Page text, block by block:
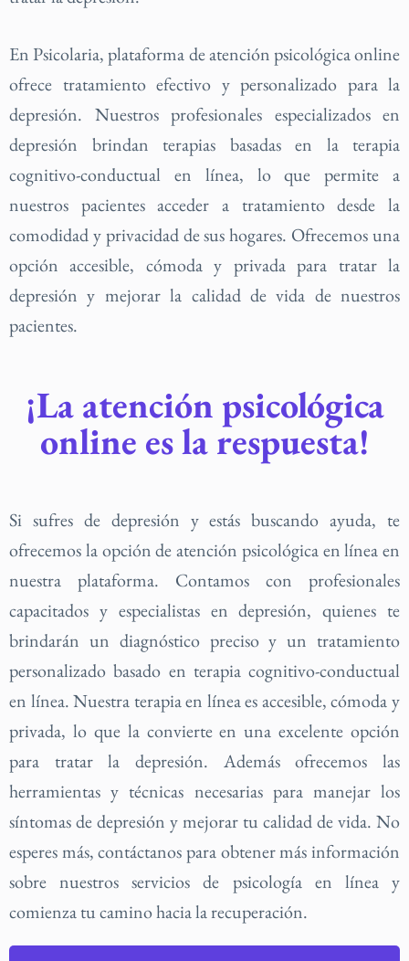
En Psicolaria, plataforma de atención psicológica online
ofrece tratamiento efectivo y personalizado para la
depresión. Nuestros profesionales especializados en
depresión brindan terapias basadas en la terapia
cognitivo-conductual en línea, lo que permite a
nuestros pacientes acceder a tratamiento desde la
comodidad y privacidad de sus hogares. Ofrecemos una
opción accesible, cómoda y privada para tratar la
depresión y mejorar la calidad de vida de nuestros
pacientes.
¡La atención psicológica
online es la respuesta!
Si sufres de depresión y estás buscando ayuda, te
ofrecemos la opción de atención psicológica en línea en
nuestra plataforma. Contamos con profesionales
capacitados y especialistas en depresión, quienes te
brindarán un diagnóstico preciso y un tratamiento
personalizado basado en terapia cognitivo-conductual
en línea. Nuestra terapia en línea es accesible, cómoda y
privada, lo que la convierte en una excelente opción
para tratar la depresión. Además ofrecemos las
herramientas y técnicas necesarias para manejar los
síntomas de depresión y mejorar tu calidad de vida. No
esperes más, contáctanos para obtener más información
sobre nuestros servicios de psicología en línea y
comienza tu camino hacia la recuperación.